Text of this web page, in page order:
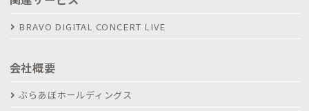
BRAVO DIGITAL CONCERT LIVE
会社概要
ぶらあぼホールディングス